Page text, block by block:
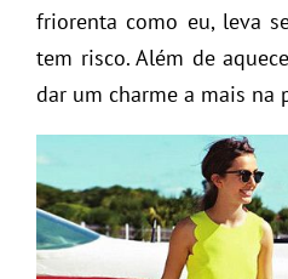
friorenta como eu, leva
tem risco. Além de
dar um charme a mais na